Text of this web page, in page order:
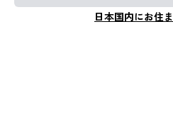
日本国内にお住